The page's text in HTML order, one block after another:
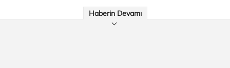
Haberin Devamı